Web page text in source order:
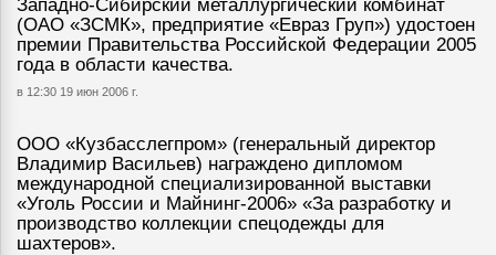
Западно-Сибирский металлургический комбинат
(ОАО «ЗСМК», предприятие «Евраз Груп») удостоен
премии Правительства Российской Федерации 2005
года в области качества.
в 12:30 19 июн 2006 г.
ООО «Кузбасслегпром» (генеральный директор
Владимир Васильев) награждено дипломом
международной специализированной выставки
«Уголь России и Майнинг-2006» «За разработку и
производство коллекции спецодежды для
шахтеров».